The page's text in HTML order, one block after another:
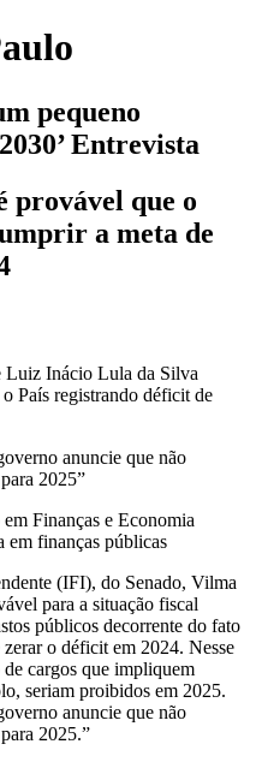
pequeno
Entrevista
provável que o
a meta de
Luiz Inácio Lula da Silva
País registrando déficit de
anuncie que não
2025”
Finanças e Economia
em finanças públicas
(IFI), do Senado, Vilma
para a situação fiscal
públicos decorrente do fato
o déficit em 2024. Nesse
cargos que impliquem
seriam proibidos em 2025.
anuncie que não
2025.”